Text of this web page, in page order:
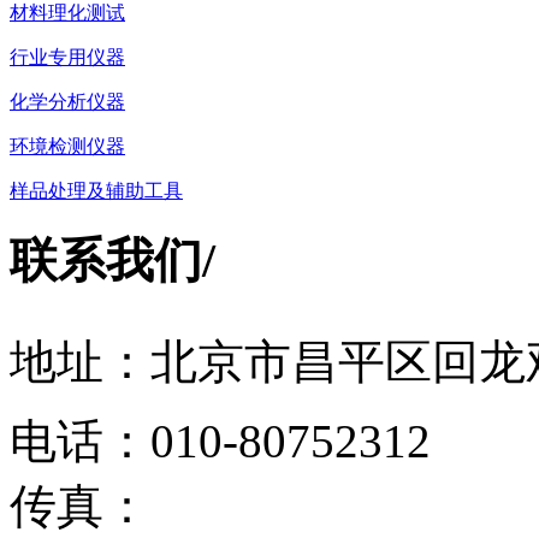
材料理化测试
行业专用仪器
化学分析仪器
环境检测仪器
样品处理及辅助工具
联系我们/
地址：北京市昌平区回
电话：010-80752312
传真：